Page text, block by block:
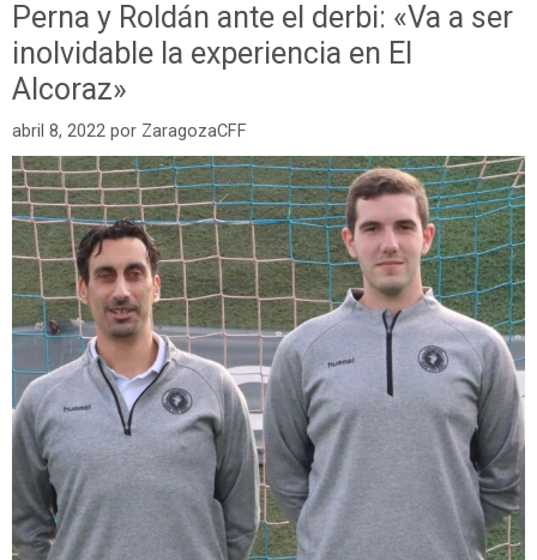
Perna y Roldán ante el derbi: «Va a ser
inolvidable la experiencia en El
Alcoraz»
abril 8, 2022 por ZaragozaCFF